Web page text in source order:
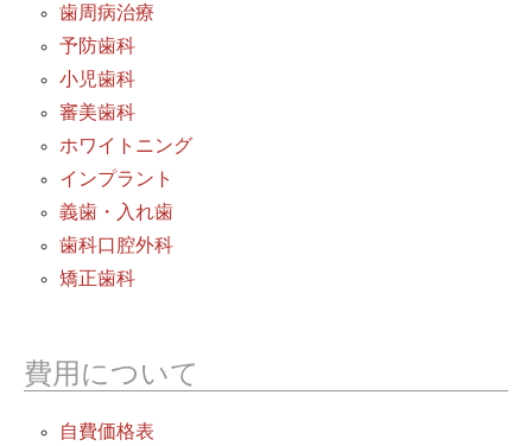
歯周病治療
予防歯科
小児歯科
審美歯科
ホワイトニング
インプラント
義歯・入れ歯
歯科口腔外科
矯正歯科
費用について
自費価格表